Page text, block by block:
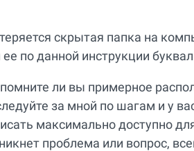
скрытая папка на
по данной инструкции
ли вы примерное
за мной по шагам и у
максимально доступно
проблема или вопрос,